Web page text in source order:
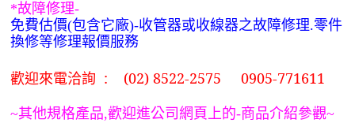
*故障修理-
免費估價(包含它廠)-收管器或收線器之故障修理.零件
換修等修理報價服務
歡迎來電洽詢 : (02) 8522-2575 0905-771611
~其他規格產品,歡迎進公司網頁上的-商品介紹參觀~